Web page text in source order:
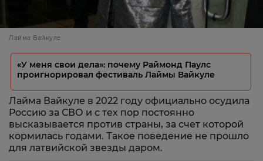
Лайма Вайкуле
«У меня свои дела»: почему Раймонд Паулс
проигнорировал фестиваль Лаймы Вайкуле
Лайма Вайкуле в 2022 году официально осудила
Россию за СВО и с тех пор постоянно
высказывается против страны, за счет которой
кормилась годами. Такое поведение не прошло
для латвийской звезды даром.